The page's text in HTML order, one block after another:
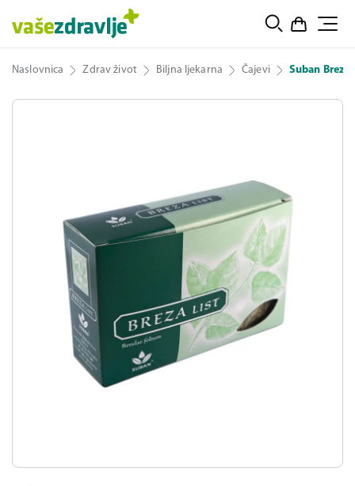
Naslovnica Zdrav život Biljna ljekarna Čajevi Suban Breza